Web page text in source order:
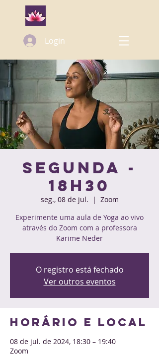
Login
Segunda -
18h30
seg., 08 de jul.
  |
Zoom
Experimente uma aula de Yoga ao vivo
através do Zoom com a professora
Karime Neder
O registro está fechado
Ver outros eventos
Horário e local
08 de jul. de 2024, 18:30 – 19:40
Zoom